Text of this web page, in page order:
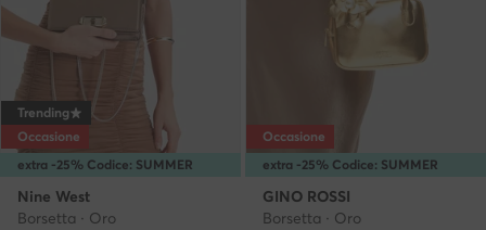
extra -25% Codice: SUMMER
Trending
Occasione
Nine West
Borsetta · Oro
extra -25% Codice: SUMMER
Occasione
GINO ROSSI
Borsetta · Oro